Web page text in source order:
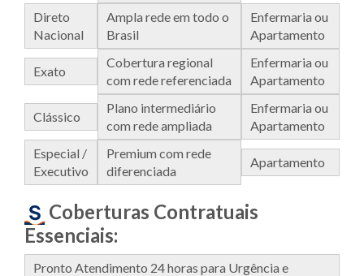
Direto
Nacional
Ampla rede em todo o
Brasil
Enfermaria ou
Apartamento
Exato
Cobertura regional
com rede referenciada
Enfermaria ou
Apartamento
Clássico
Plano intermediário
com rede ampliada
Enfermaria ou
Apartamento
Especial /
Executivo
Premium com rede
diferenciada
Apartamento
Coberturas Contratuais
Essenciais:
Pronto Atendimento 24 horas para Urgência e